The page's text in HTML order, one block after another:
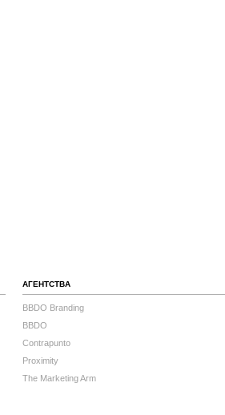
АГЕНТСТВА
BBDO Branding
BBDO
Contrapunto
Proximity
The Marketing Arm